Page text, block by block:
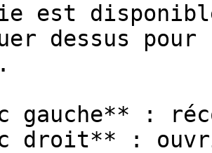
est
dessus pour
gauche** :
droit** :